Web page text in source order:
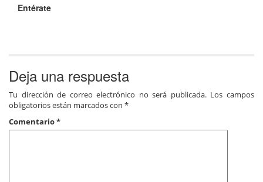
Entérate
Deja una respuesta
Tu dirección de correo electrónico no será publicada. Los campos
obligatorios están marcados con *
Comentario*